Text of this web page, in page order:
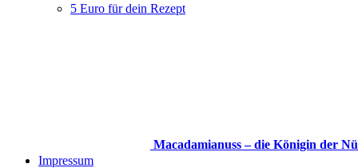
5 Euro für dein Rezept
Impressum
Macadamianuss – die Königin der